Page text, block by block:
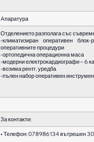
Aпаратура
Отделението разполага със
-климатизиран оперативен
оперативните процедури
-ортопедична операционна маса
-модерни електрокардиографи – 6
-возима рентг. уредба
-пълен набор оперативен
За контакти:
• Телефон: 078986134 вътрешен